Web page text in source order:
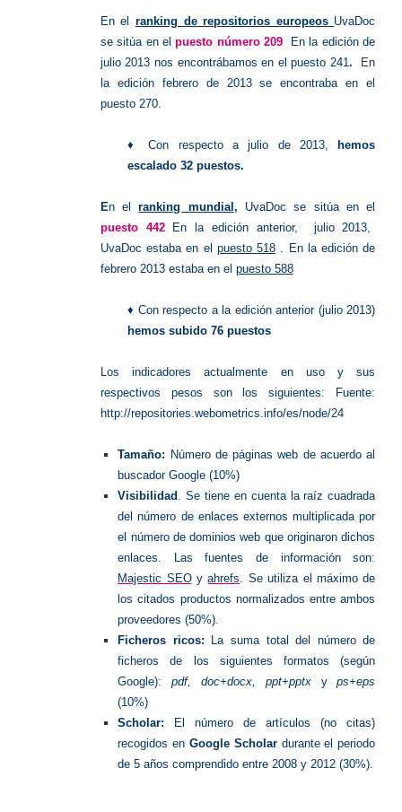
En el ranking de repositorios europeos UvaDoc
se sitúa en el puesto número 209
En la edición de
julio 2013 nos encontrábamos en el puesto 241. En
la edición febrero de 2013 se encontraba en el
puesto 270.
♦ Con respecto a julio de 2013,
hemos
escalado 32 puestos.
En elranking mundial , UvaDoc se sitúa en el
puesto 442
En la edición anterior, julio 2013,
UvaDoc estaba en el puesto 518 . En la edición de
febrero 2013 estaba en el puesto 588
♦ Con respecto a la edición anterior (julio 2013)
hemos subido 76 puestos
Los indicadores actualmente en uso y sus
respectivos pesos son los siguientes: Fuente:
http://repositories.webometrics.info/es/node/24
Tamaño: Número de páginas web de acuerdo al
buscador Google (10%)
Visibilidad . Se tiene en cuenta la raíz cuadrada
del número de enlaces externos multiplicada por
el número de dominios web que originaron dichos
enlaces. Las fuentes de información son:
Majestic SEOyahrefs. Se utiliza el máximo de
los citados productos normalizados entre ambos
proveedores (50%).
Ficheros ricos: La suma total del número de
ficheros de los siguientes formatos (según
Google):pdf, doc+docx, ppt+pptx yps+eps
(10%)
Scholar: El número de artículos (no citas)
recogidos en Google Scholardurante el periodo
de 5 años comprendido entre 2008 y 2012 (30%).